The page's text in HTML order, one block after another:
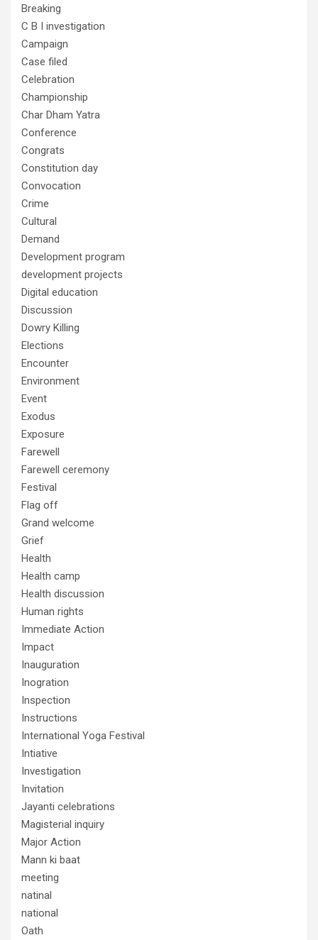
Breaking
C B I investigation
Campaign
Case filed
Celebration
Championship
Char Dham Yatra
Conference
Congrats
Constitution day
Convocation
Crime
Cultural
Demand
Development program
development projects
Digital education
Discussion
Dowry Killing
Elections
Encounter
Environment
Event
Exodus
Exposure
Farewell
Farewell ceremony
Festival
Flag off
Grand welcome
Grief
Health
Health camp
Health discussion
Human rights
Immediate Action
Impact
Inauguration
Inogration
Inspection
Instructions
International Yoga Festival
Intiative
Investigation
Invitation
Jayanti celebrations
Magisterial inquiry
Major Action
Mann ki baat
meeting
natinal
national
Oath